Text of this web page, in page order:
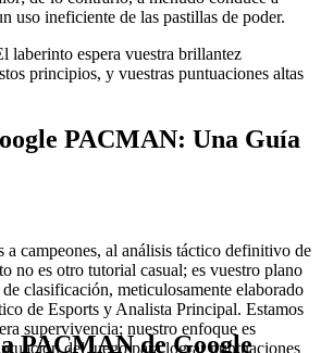
uso ineficiente de las pastillas de poder.
laberinto espera vuestra brillantez
principios, y vuestras puntuaciones altas
PACMAN: Una Guía
a campeones, al análisis táctico definitivo de
no es otro tutorial casual; es vuestro plano
clasificación, meticulosamente elaborado
de Esports y Analista Principal. Estamos
supervivencia; nuestro enfoque es
del juego para lograr puntuaciones
PACMAN de Google